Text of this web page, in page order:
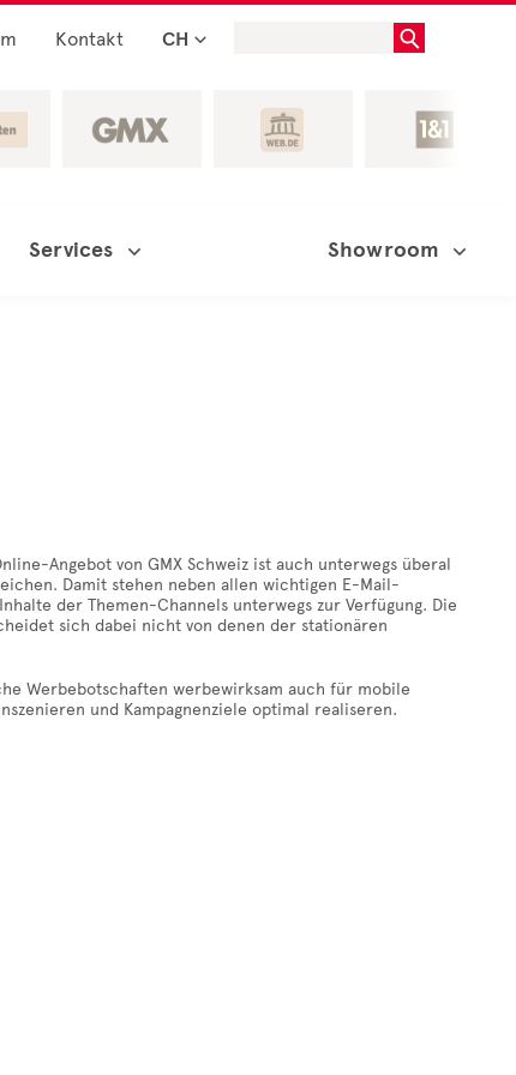
Kontakt CH
Services Showroom
Angebot von GMX Schweiz ist auch unterwegs überal
Damit stehen neben allen wichtigen E-Mail-
der Themen-Channels unterwegs zur Verfügung. Die
sich dabei nicht von denen der stationären
Werbebotschaften werbewirksam auch für mobile
und Kampagnenziele optimal realiseren.